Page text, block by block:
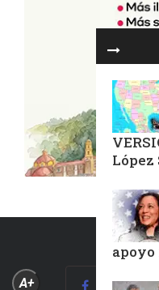
López
A+